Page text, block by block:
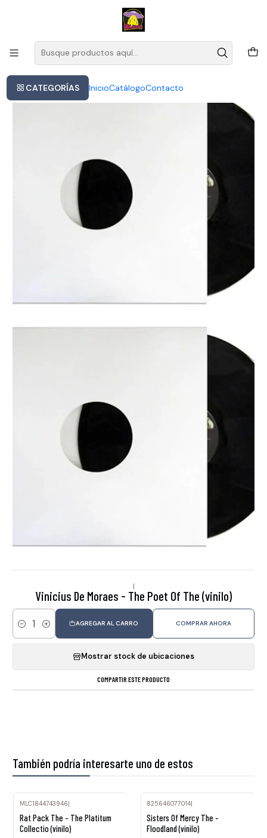
CATEGORÍAS InicioCatálogoContacto
Este es el texto del slide
|
Vinicius De Moraes - The Poet Of The (vinilo)
Cantidad
AGREGAR AL CARRO COMPRAR AHORA
Mostrar stock de ubicaciones
COMPARTIR ESTE PRODUCTO
También podría interesarte uno de estos
MLC1844743946|
Rat Pack The - The Platitum
Collectio (vinilo)
825646077014|
Sisters Of Mercy The -
Floodland (vinilo)